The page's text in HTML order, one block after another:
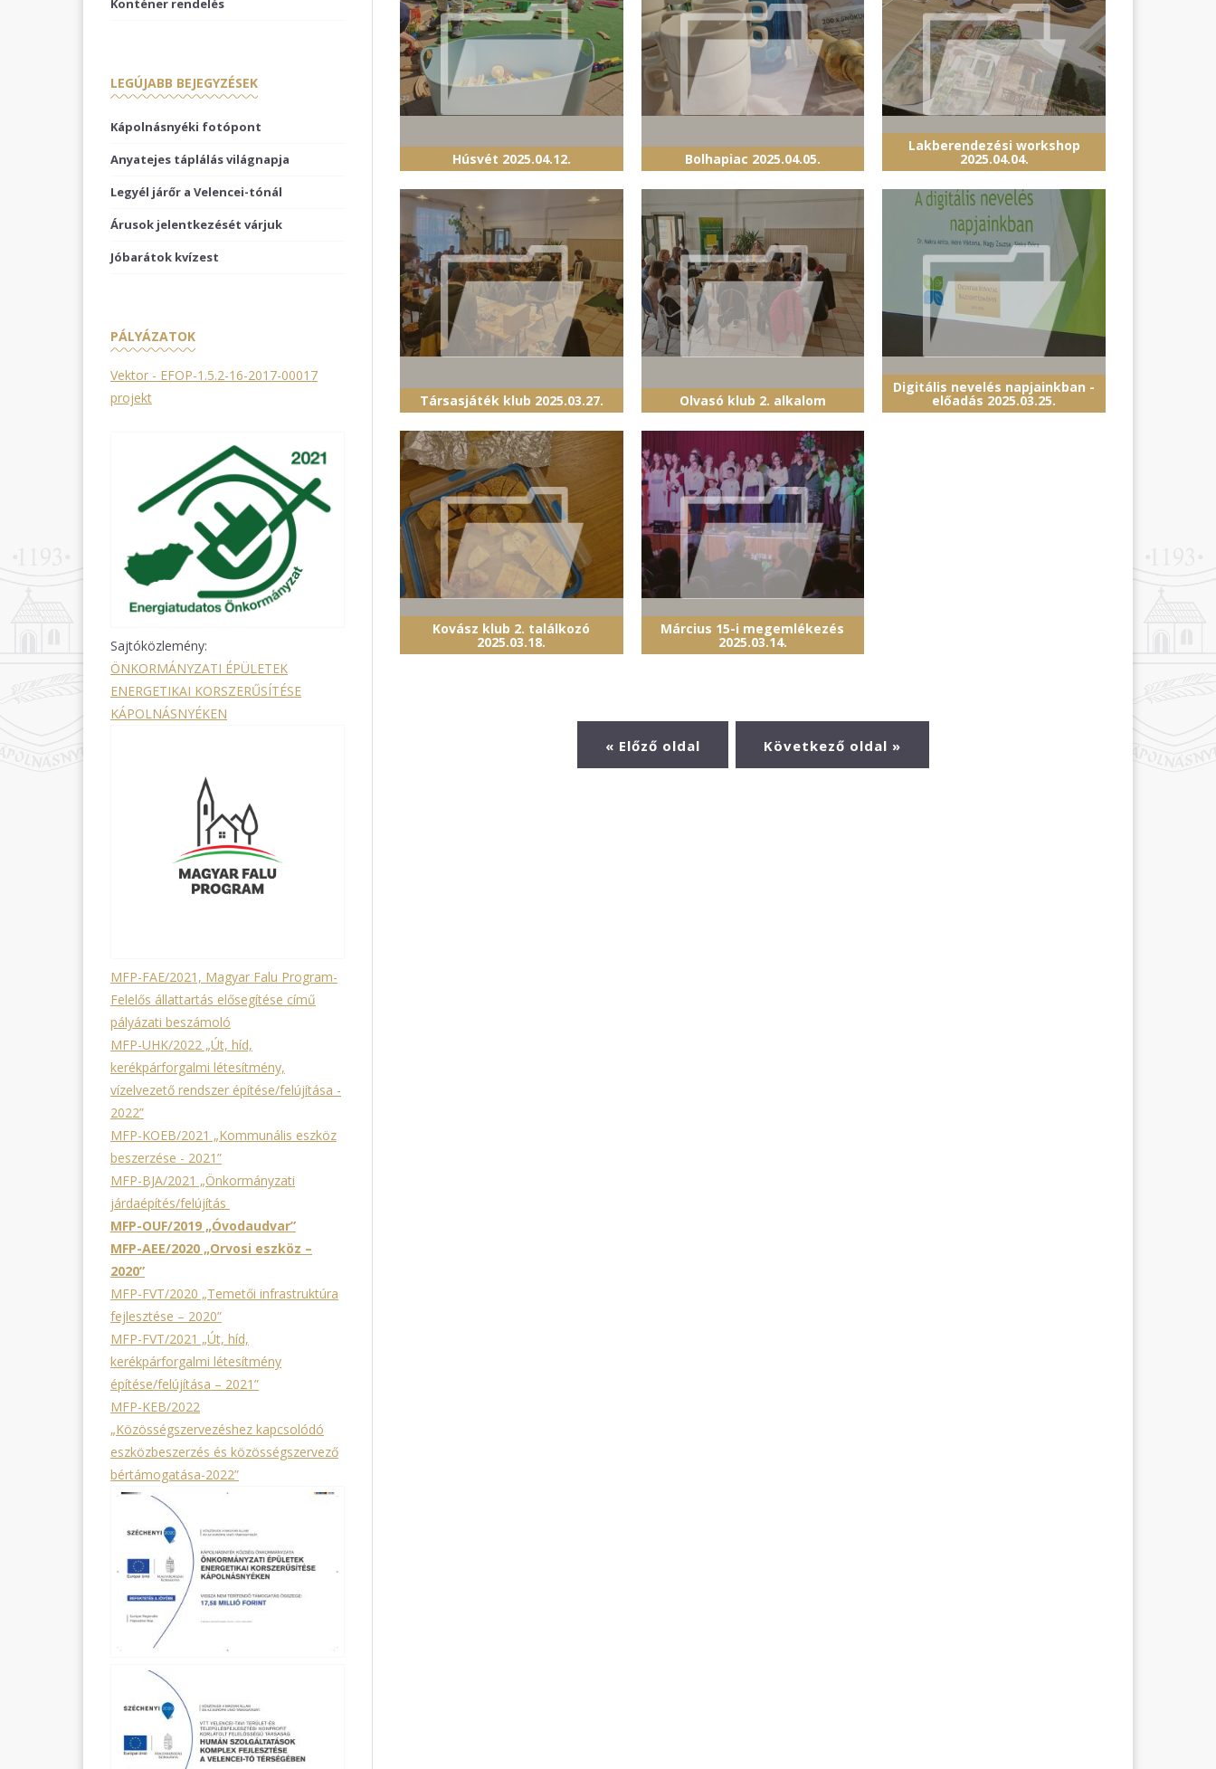
Húsvét 2025.04.12. Bolhapiac 2025.04.05.
Lakberendezési workshop
2025.04.04.
Társasjáték klub 2025.03.27. Olvasó klub 2. alkalom
Digitális nevelés napjainkban -
előadás 2025.03.25.
Kovász klub 2. találkozó
2025.03.18.
Március 15-i megemlékezés
2025.03.14.
« Előző oldal Következő oldal »
Konténer rendelés
LEGÚJABB BEJEGYZÉSEK
Kápolnásnyéki fotópont
Anyatejes táplálás világnapja
Legyél járőr a Velencei-tónál
Árusok jelentkezését várjuk
Jóbarátok kvízest
PÁLYÁZATOK
Vektor - EFOP-1.5.2-16-2017-00017
projekt
Sajtóközlemény:
ÖNKORMÁNYZATI ÉPÜLETEK
ENERGETIKAI KORSZERŰSÍTÉSE
KÁPOLNÁSNYÉKEN
MFP-FAE/2021, Magyar Falu Program-
Felelős állattartás elősegítése című
pályázati beszámoló
MFP-UHK/2022 „Út, híd,
kerékpárforgalmi létesítmény,
vízelvezető rendszer építése/felújítása -
2022”
MFP-KOEB/2021 „Kommunális eszköz
beszerzése - 2021”
MFP-BJA/2021 „Önkormányzati
járdaépítés/felújítás
MFP-OUF/2019 „Óvodaudvar”
MFP-AEE/2020 „Orvosi eszköz –
2020”
MFP-FVT/2020 „Temetői infrastruktúra
fejlesztése – 2020”
MFP-FVT/2021 „Út, híd,
kerékpárforgalmi létesítmény
építése/felújítása – 2021”
MFP-KEB/2022
„Közösségszervezéshez kapcsolódó
eszközbeszerzés és közösségszervező
bértámogatása-2022”